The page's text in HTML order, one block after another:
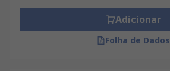
Adicionar
Folha de Dados